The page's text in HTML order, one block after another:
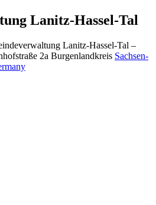
Lanitz-Hassel-Tal
Lanitz-Hassel-Tal –
2a Burgenlandkreis Sachsen-